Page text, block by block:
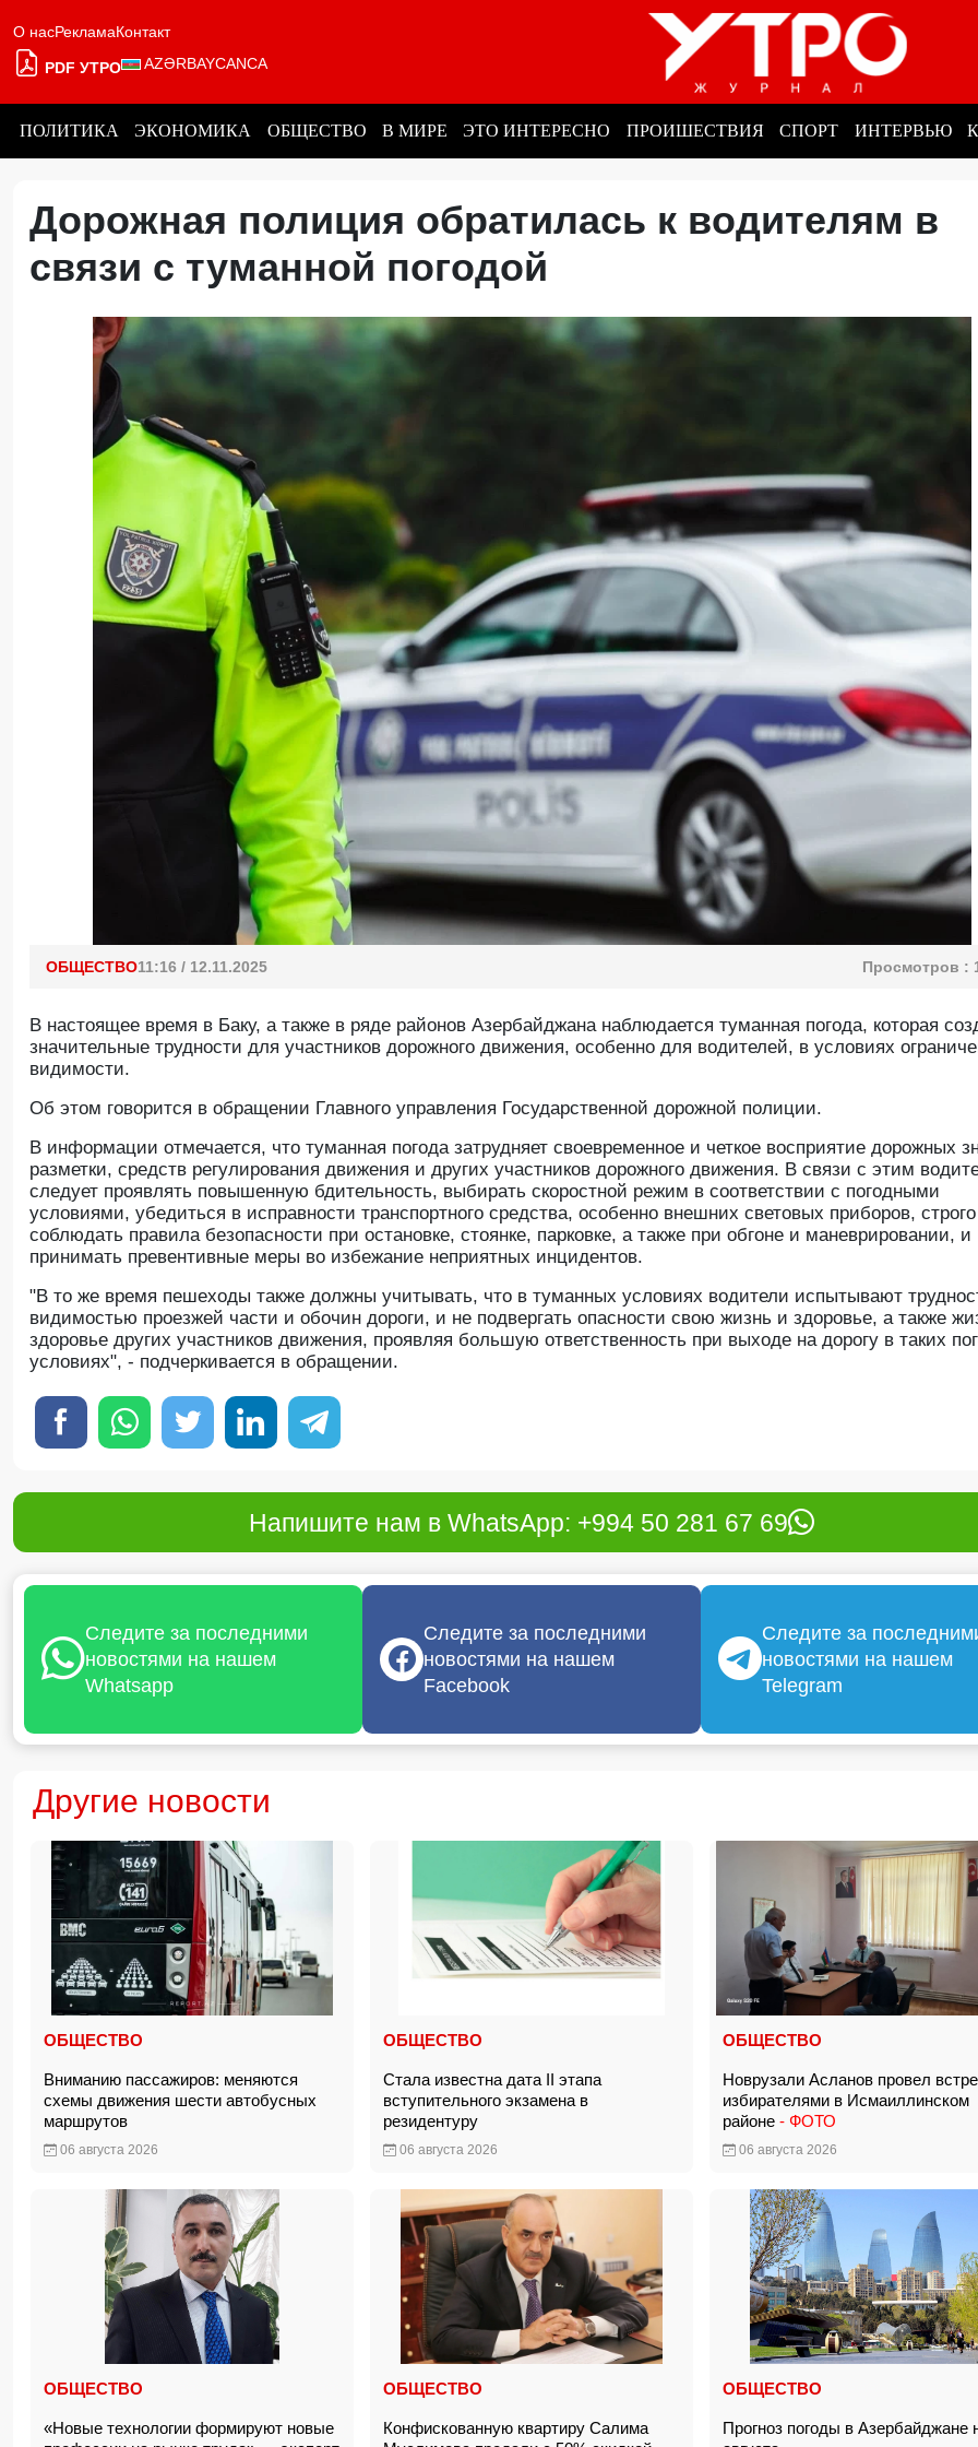
О насРекламаКонтакт
PDF УТРО AZƏRBAYCANCA
ПОЛИТИКА ЭКОНОМИКА ОБЩЕСТВО В МИРЕ ЭТО ИНТЕРЕСНО ПРОИШЕСТВИЯ СПОРТ ИНТЕРВЬЮ
Дорожная полиция обратилась к водителям в
связи с туманной погодой
ОБЩЕСТВО11:16 / 12.11.2025 Просмотров :
В настоящее время в Баку, а также в ряде районов Азербайджана наблюдается туманная погода, которая
значительные трудности для участников дорожного движения, особенно для водителей, в условиях
видимости.
Oб этом говорится в обращении Главного управления Государственной дорожной полиции.
В информации отмечается, что туманная погода затрудняет своевременное и четкое восприятие дорожных
разметки, средств регулирования движения и других участников дорожного движения. В связи с этим
следует проявлять повышенную бдительность, выбирать скоростной режим в соответствии с погодными
условиями, убедиться в исправности транспортного средства, особенно внешних световых приборов, строго
соблюдать правила безопасности при остановке, стоянке, парковке, а также при обгоне и маневрировании, и
принимать превентивные меры во избежание неприятных инцидентов.
"В то же время пешеходы также должны учитывать, что в туманных условиях водители испытывают
видимостью проезжей части и обочин дороги, и не подвергать опасности свою жизнь и здоровье, а также
здоровье других участников движения, проявляя большую ответственность при выходе на дорогу в таких
условиях", - подчеркивается в обращении.
Напишите нам в WhatsApp: +994 50 281 67 69
Следите за последними
новостями на нашем
Whatsapp
Следите за последними
новостями на нашем
Facebook
Следите за
новостями на нашем
Telegram
Другие новости
ОБЩЕСТВО
Вниманию пассажиров: меняются
схемы движения шести автобусных
маршрутов
06 августа 2026
ОБЩЕСТВО
Стала известна дата II этапа
вступительного экзамена в
резидентуру
06 августа 2026
ОБЩЕСТВО
Новрузали Асланов провел
избирателями в Исмаиллинском
районе - ФОТО
06 августа 2026
ОБЩЕСТВО
«Новые технологии формируют новые
ОБЩЕСТВО
Конфискованную квартиру Салима
ОБЩЕСТВО
Прогноз погоды в Азербайджане